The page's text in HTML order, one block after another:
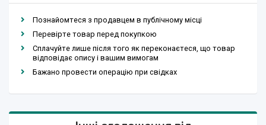
Познайомтеся з продавцем в публічному місці
Перевірте товар перед покупкою
Сплачуйте лише після того як переконаєтеся, що товар
відповідає опису і вашим вимогам
Бажано провести операцію при свідках